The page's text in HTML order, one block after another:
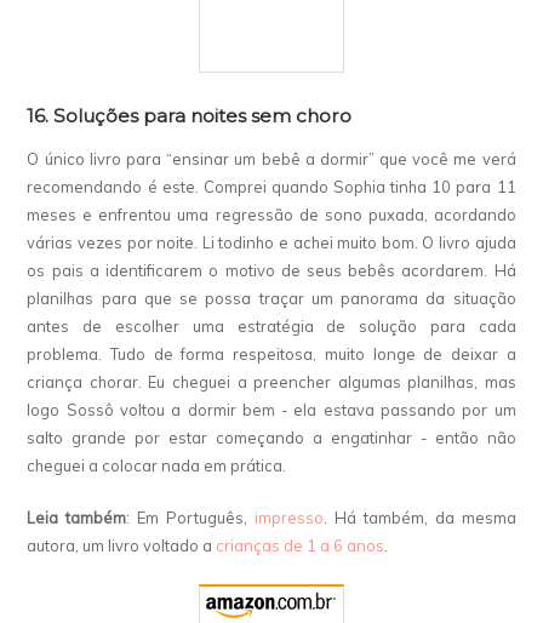
16. Soluções para noites sem choro
O único livro para “ensinar um bebê a dormir” que você me verá
recomendando é este. Comprei quando Sophia tinha 10 para 11
meses e enfrentou uma regressão de sono puxada, acordando
várias vezes por noite. Li todinho e achei muito bom. O livro ajuda
os pais a identificarem o motivo de seus bebês acordarem. Há
planilhas para que se possa traçar um panorama da situação
antes de escolher uma estratégia de solução para cada
problema. Tudo de forma respeitosa, muito longe de deixar a
criança chorar. Eu cheguei a preencher algumas planilhas, mas
logo Sossô voltou a dormir bem - ela estava passando por um
salto grande por estar começando a engatinhar - então não
cheguei a colocar nada em prática.
Leia também: Em Português, impresso . Há também, da mesma
autora, um livro voltado a crianças de 1 a 6 anos